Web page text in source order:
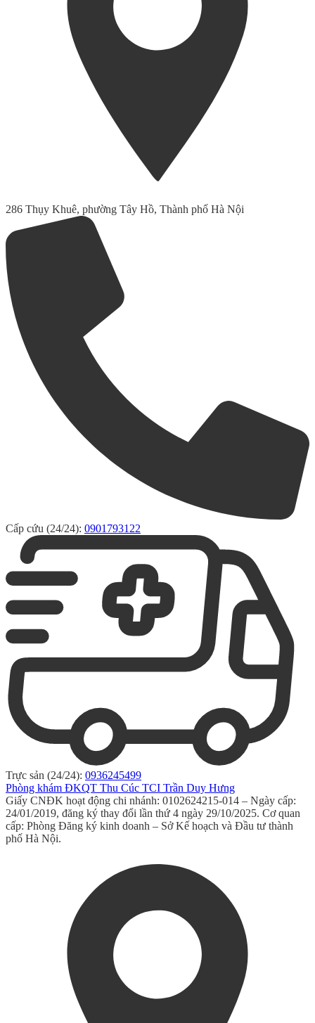
286 Thụy Khuê, phường Tây Hồ, Thành phố Hà Nội
Cấp cứu (24/24): 0901793122
Trực sản (24/24): 0936245499
Phòng khám ĐKQT Thu Cúc TCI Trần Duy Hưng
Giấy CNĐK hoạt động chi nhánh: 0102624215-014 – Ngày cấp:
24/01/2019, đăng ký thay đổi lần thứ 4 ngày 29/10/2025. Cơ quan
cấp: Phòng Đăng ký kinh doanh – Sở Kế hoạch và Đầu tư thành
phố Hà Nội.